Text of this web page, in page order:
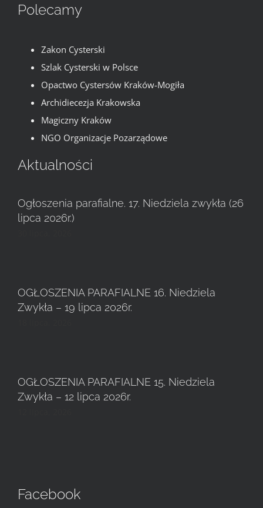
Polecamy
Zakon Cysterski
Szlak Cysterski w Polsce
Opactwo Cystersów Kraków-Mogiła
Archidiecezja Krakowska
Magiczny Kraków
NGO Organizacje Pozarządowe
Aktualności
Ogłoszenia parafialne. 17. Niedziela zwykła (26
lipca 2026r.)
OGŁOSZENIA PARAFIALNE 16. Niedziela
Zwykła – 19 lipca 2026r.
OGŁOSZENIA PARAFIALNE 15. Niedziela
Zwykła – 12 lipca 2026r.
Facebook